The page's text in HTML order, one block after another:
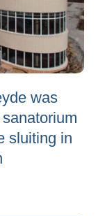
was
sluiting in